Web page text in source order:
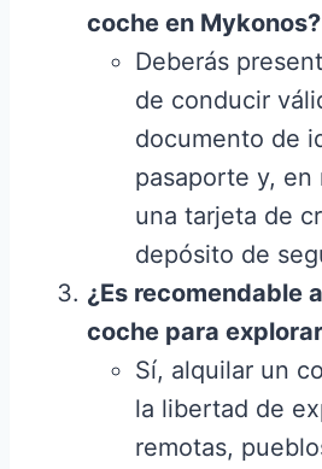
coche en Mykonos?
Deberás
de conducir
documento de
pasaporte y, en
una tarjeta de
depósito de
¿Es recomendable
coche para
Sí, alquilar un
la libertad de
remotas,